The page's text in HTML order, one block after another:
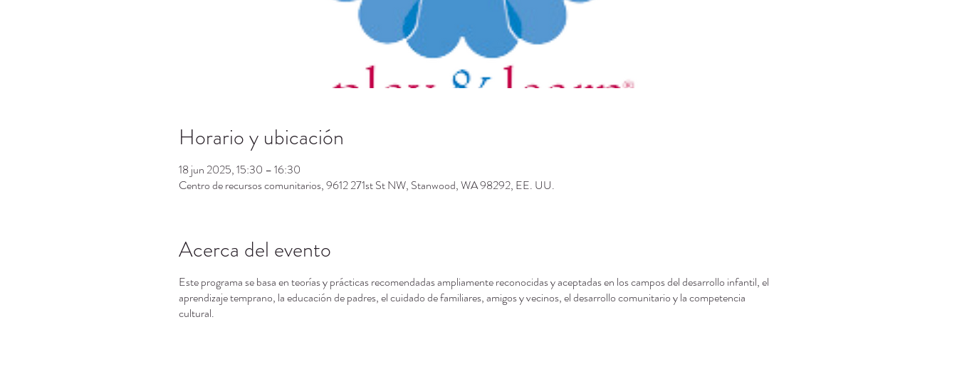
Horario y ubicación
18 jun 2025, 15:30 – 16:30
Centro de recursos comunitarios, 9612 271st St NW, Stanwood, WA 98292, EE. UU.
Acerca del evento
Este programa se basa en teorías y prácticas recomendadas ampliamente reconocidas y aceptadas en los campos del desarrollo infantil, el
aprendizaje temprano, la educación de padres, el cuidado de familiares, amigos y vecinos, el desarrollo comunitario y la competencia
cultural.